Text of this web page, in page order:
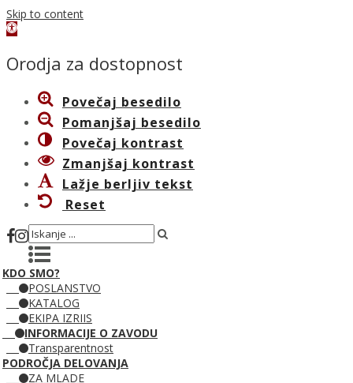
Skip to content
Open
Orodja za dostopnost
Povečaj besedilo
Pomanjšaj besedilo
Povečaj kontrast
Zmanjšaj kontrast
Lažje berljiv tekst
Reset
KDO SMO?
POSLANSTVO
KATALOG
EKIPA IZRIIS
INFORMACIJE O ZAVODU
Transparentnost
PODROČJA DELOVANJA
ZA MLADE